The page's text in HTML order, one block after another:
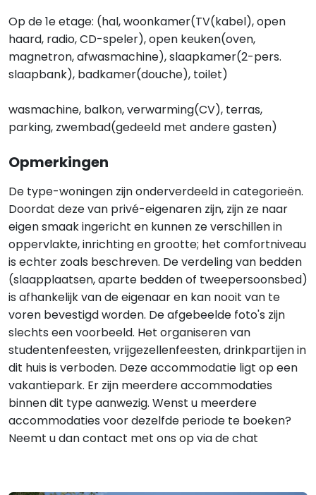
Op de 1e etage: (hal, woonkamer(TV(kabel), open
haard, radio, CD-speler), open keuken(oven,
magnetron, afwasmachine), slaapkamer(2-pers.
slaapbank), badkamer(douche), toilet)
wasmachine, balkon, verwarming(CV), terras,
parking, zwembad(gedeeld met andere gasten)
Opmerkingen
De type-woningen zijn onderverdeeld in categorieën.
Doordat deze van privé-eigenaren zijn, zijn ze naar
eigen smaak ingericht en kunnen ze verschillen in
oppervlakte, inrichting en grootte; het comfortniveau
is echter zoals beschreven. De verdeling van bedden
(slaapplaatsen, aparte bedden of tweepersoonsbed)
is afhankelijk van de eigenaar en kan nooit van te
voren bevestigd worden. De afgebeelde foto's zijn
slechts een voorbeeld. Het organiseren van
studentenfeesten, vrijgezellenfeesten, drinkpartijen in
dit huis is verboden. Deze accommodatie ligt op een
vakantiepark. Er zijn meerdere accommodaties
binnen dit type aanwezig. Wenst u meerdere
accommodaties voor dezelfde periode te boeken?
Neemt u dan contact met ons op via de chat